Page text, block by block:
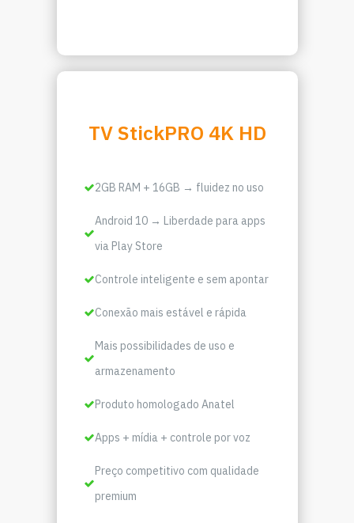
TV StickPRO 4K HD
2GB RAM + 16GB → fluidez no uso
Android 10 → Liberdade para apps
via Play Store
Controle inteligente e sem apontar
Conexão mais estável e rápida
Mais possibilidades de uso e
armazenamento
Produto homologado Anatel
Apps + mídia + controle por voz
Preço competitivo com qualidade
premium